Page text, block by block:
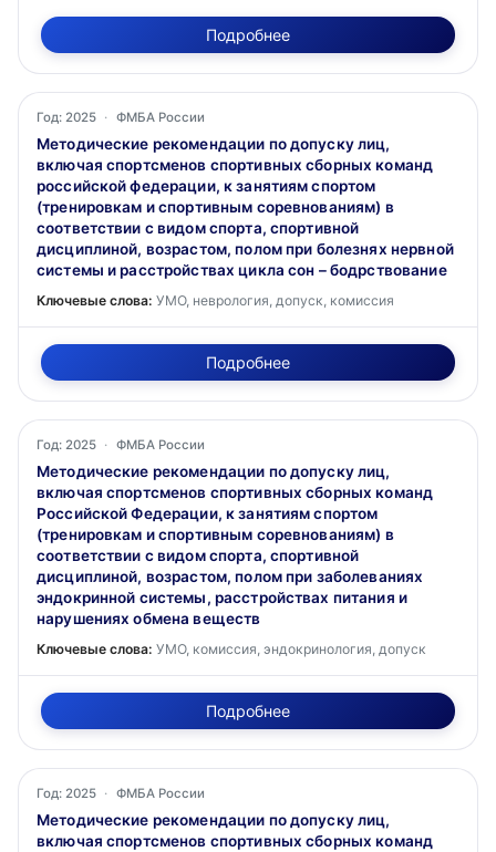
Подробнее
Год: 2025 · ФМБА России
Методические рекомендации по допуску лиц,
включая спортсменов спортивных сборных команд
российской федерации, к занятиям спортом
(тренировкам и спортивным соревнованиям) в
соответствии с видом спорта, спортивной
дисциплиной, возрастом, полом при болезнях нервной
системы и расстройствах цикла сон – бодрствование
Ключевые слова: УМО, неврология, допуск, комиссия
Подробнее
Год: 2025 · ФМБА России
Методические рекомендации по допуску лиц,
включая спортсменов спортивных сборных команд
Российской Федерации, к занятиям спортом
(тренировкам и спортивным соревнованиям) в
соответствии с видом спорта, спортивной
дисциплиной, возрастом, полом при заболеваниях
эндокринной системы, расстройствах питания и
нарушениях обмена веществ
Ключевые слова: УМО, комиссия, эндокринология, допуск
Подробнее
Год: 2025 · ФМБА России
Методические рекомендации по допуску лиц,
включая спортсменов спортивных сборных команд